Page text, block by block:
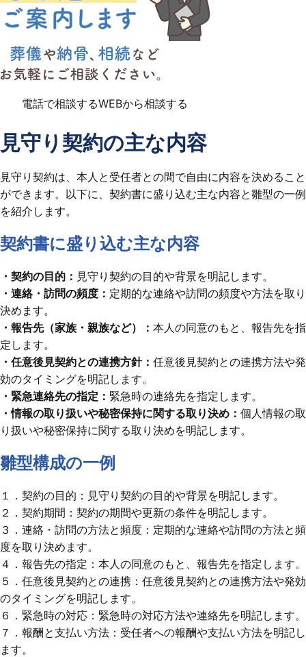
電話で相談するWEBから相談する
見守り契約の主な内容
見守り契約は、本人と受任者との間で自由に内容を決めること
ができます。以下に、契約書に盛り込む主な内容と雛型の一例
を紹介します。
契約書に盛り込む主な内容
・契約の目的： 見守り契約の目的や背景を明記します。
・連絡・訪問の頻度： 定期的な連絡や訪問の頻度や方法を取り
決めます。
・報告先（家族・親族など）： 本人の同意のもと、報告先を指
定します。
・任意後見契約との連携方針： 任意後見契約との連携方法や発
効のタイミングを明記します。
・緊急連絡先の指定： 緊急時の連絡先を指定します。
・情報の取り扱いや秘密保持に関する取り決め： 個人情報の取
り扱いや秘密保持に関する取り決めを明記します。
雛型構成の一例
１．契約の目的：見守り契約の目的や背景を明記します。
２．契約期間：契約の期間や更新の条件を明記します。
３．連絡・訪問の方法と頻度：定期的な連絡や訪問の方法と頻
度を取り決めます。
４．報告先の指定：本人の同意のもと、報告先を指定します。
５．任意後見契約との連携：任意後見契約との連携方法や発効
のタイミングを明記します。
６．緊急時の対応：緊急時の対応方法や連絡先を明記します。
７．報酬と支払い方法：受任者への報酬や支払い方法を明記し
ます。